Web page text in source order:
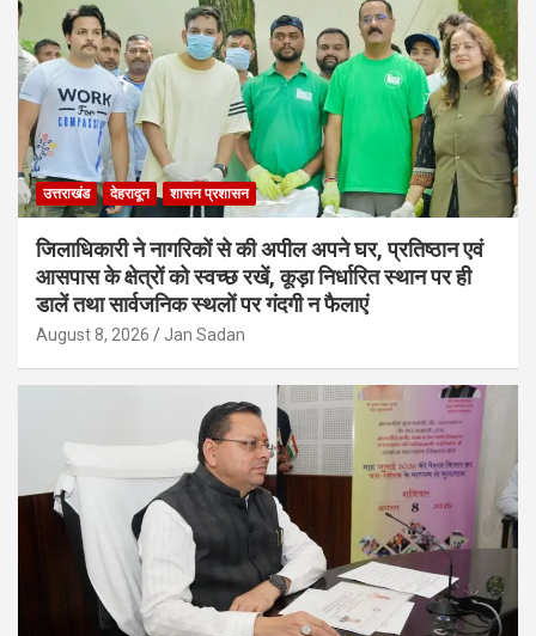
उत्तराखंड देहरादून शासन प्रशासन
जिलाधिकारी ने नागरिकों से की अपील अपने घर, प्रतिष्ठान एवं
आसपास के क्षेत्रों को स्वच्छ रखें, कूड़ा निर्धारित स्थान पर ही
डालें तथा सार्वजनिक स्थलों पर गंदगी न फैलाएं
August 8, 2026 Jan Sadan